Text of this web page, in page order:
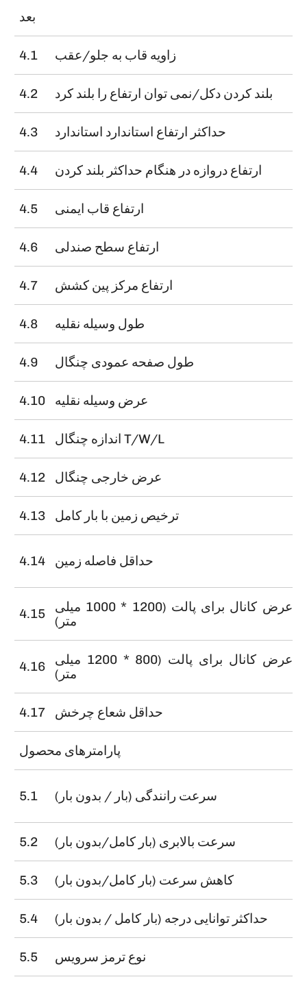
بعد
4.1 زاویه قاب به جلو/عقب
4.2 بلند کردن دکل/نمی توان ارتفاع را بلند کرد
4.3 حداکثر ارتفاع استاندارد استاندارد
4.4 ارتفاع دروازه در هنگام حداکثر بلند کردن
4.5 ارتفاع قاب ایمنی
4.6 ارتفاع سطح صندلی
4.7 ارتفاع مرکز پین کشش
4.8 طول وسیله نقلیه
4.9 طول صفحه عمودی چنگال
4.10 عرض وسیله نقلیه
4.11 اندازه چنگال T/W/L
4.12 عرض خارجی چنگال
4.13 ترخیص زمین با بار کامل
4.14 حداقل فاصله زمین
4.15
عرض کانال برای پالت (1200 * 1000 میلی
متر)
4.16
عرض کانال برای پالت (800 * 1200 میلی
متر)
4.17 حداقل شعاع چرخش
پارامترهای محصول
5.1 سرعت رانندگی (بار / بدون بار)
5.2 سرعت بالابری (بار کامل/بدون بار)
5.3 کاهش سرعت (بار کامل/بدون بار)
5.4 حداکثر توانایی درجه (بار کامل / بدون بار)
5.5 نوع ترمز سرویس